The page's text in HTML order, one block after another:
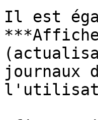
Il est
journaux